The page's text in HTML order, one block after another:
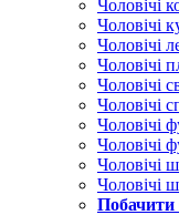
Чоловічі
Чоловічі
Чоловічі
Чоловічі
Чоловічі
Чоловічі
Чоловічі
Чоловічі
Чоловічі
Чоловічі
Побачити